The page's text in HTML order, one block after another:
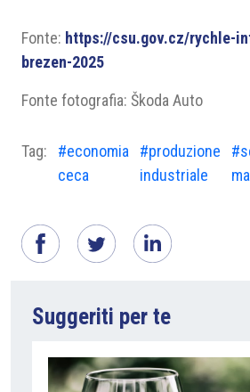
Fonte: https://csu.gov.cz/rychle-
brezen-2025
Fonte fotografia: Škoda Auto
Tag:
#economia
ceca
#produzione
industriale
Suggeriti per te